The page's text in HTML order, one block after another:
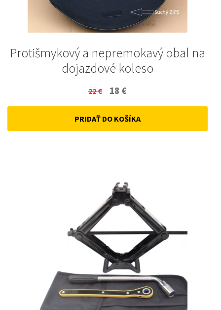
Protišmykový a nepremokavý obal na
dojazdové koleso
22€
Original
price
was:
18 €
price
is:
PRIDAŤ DO KOŠÍKA